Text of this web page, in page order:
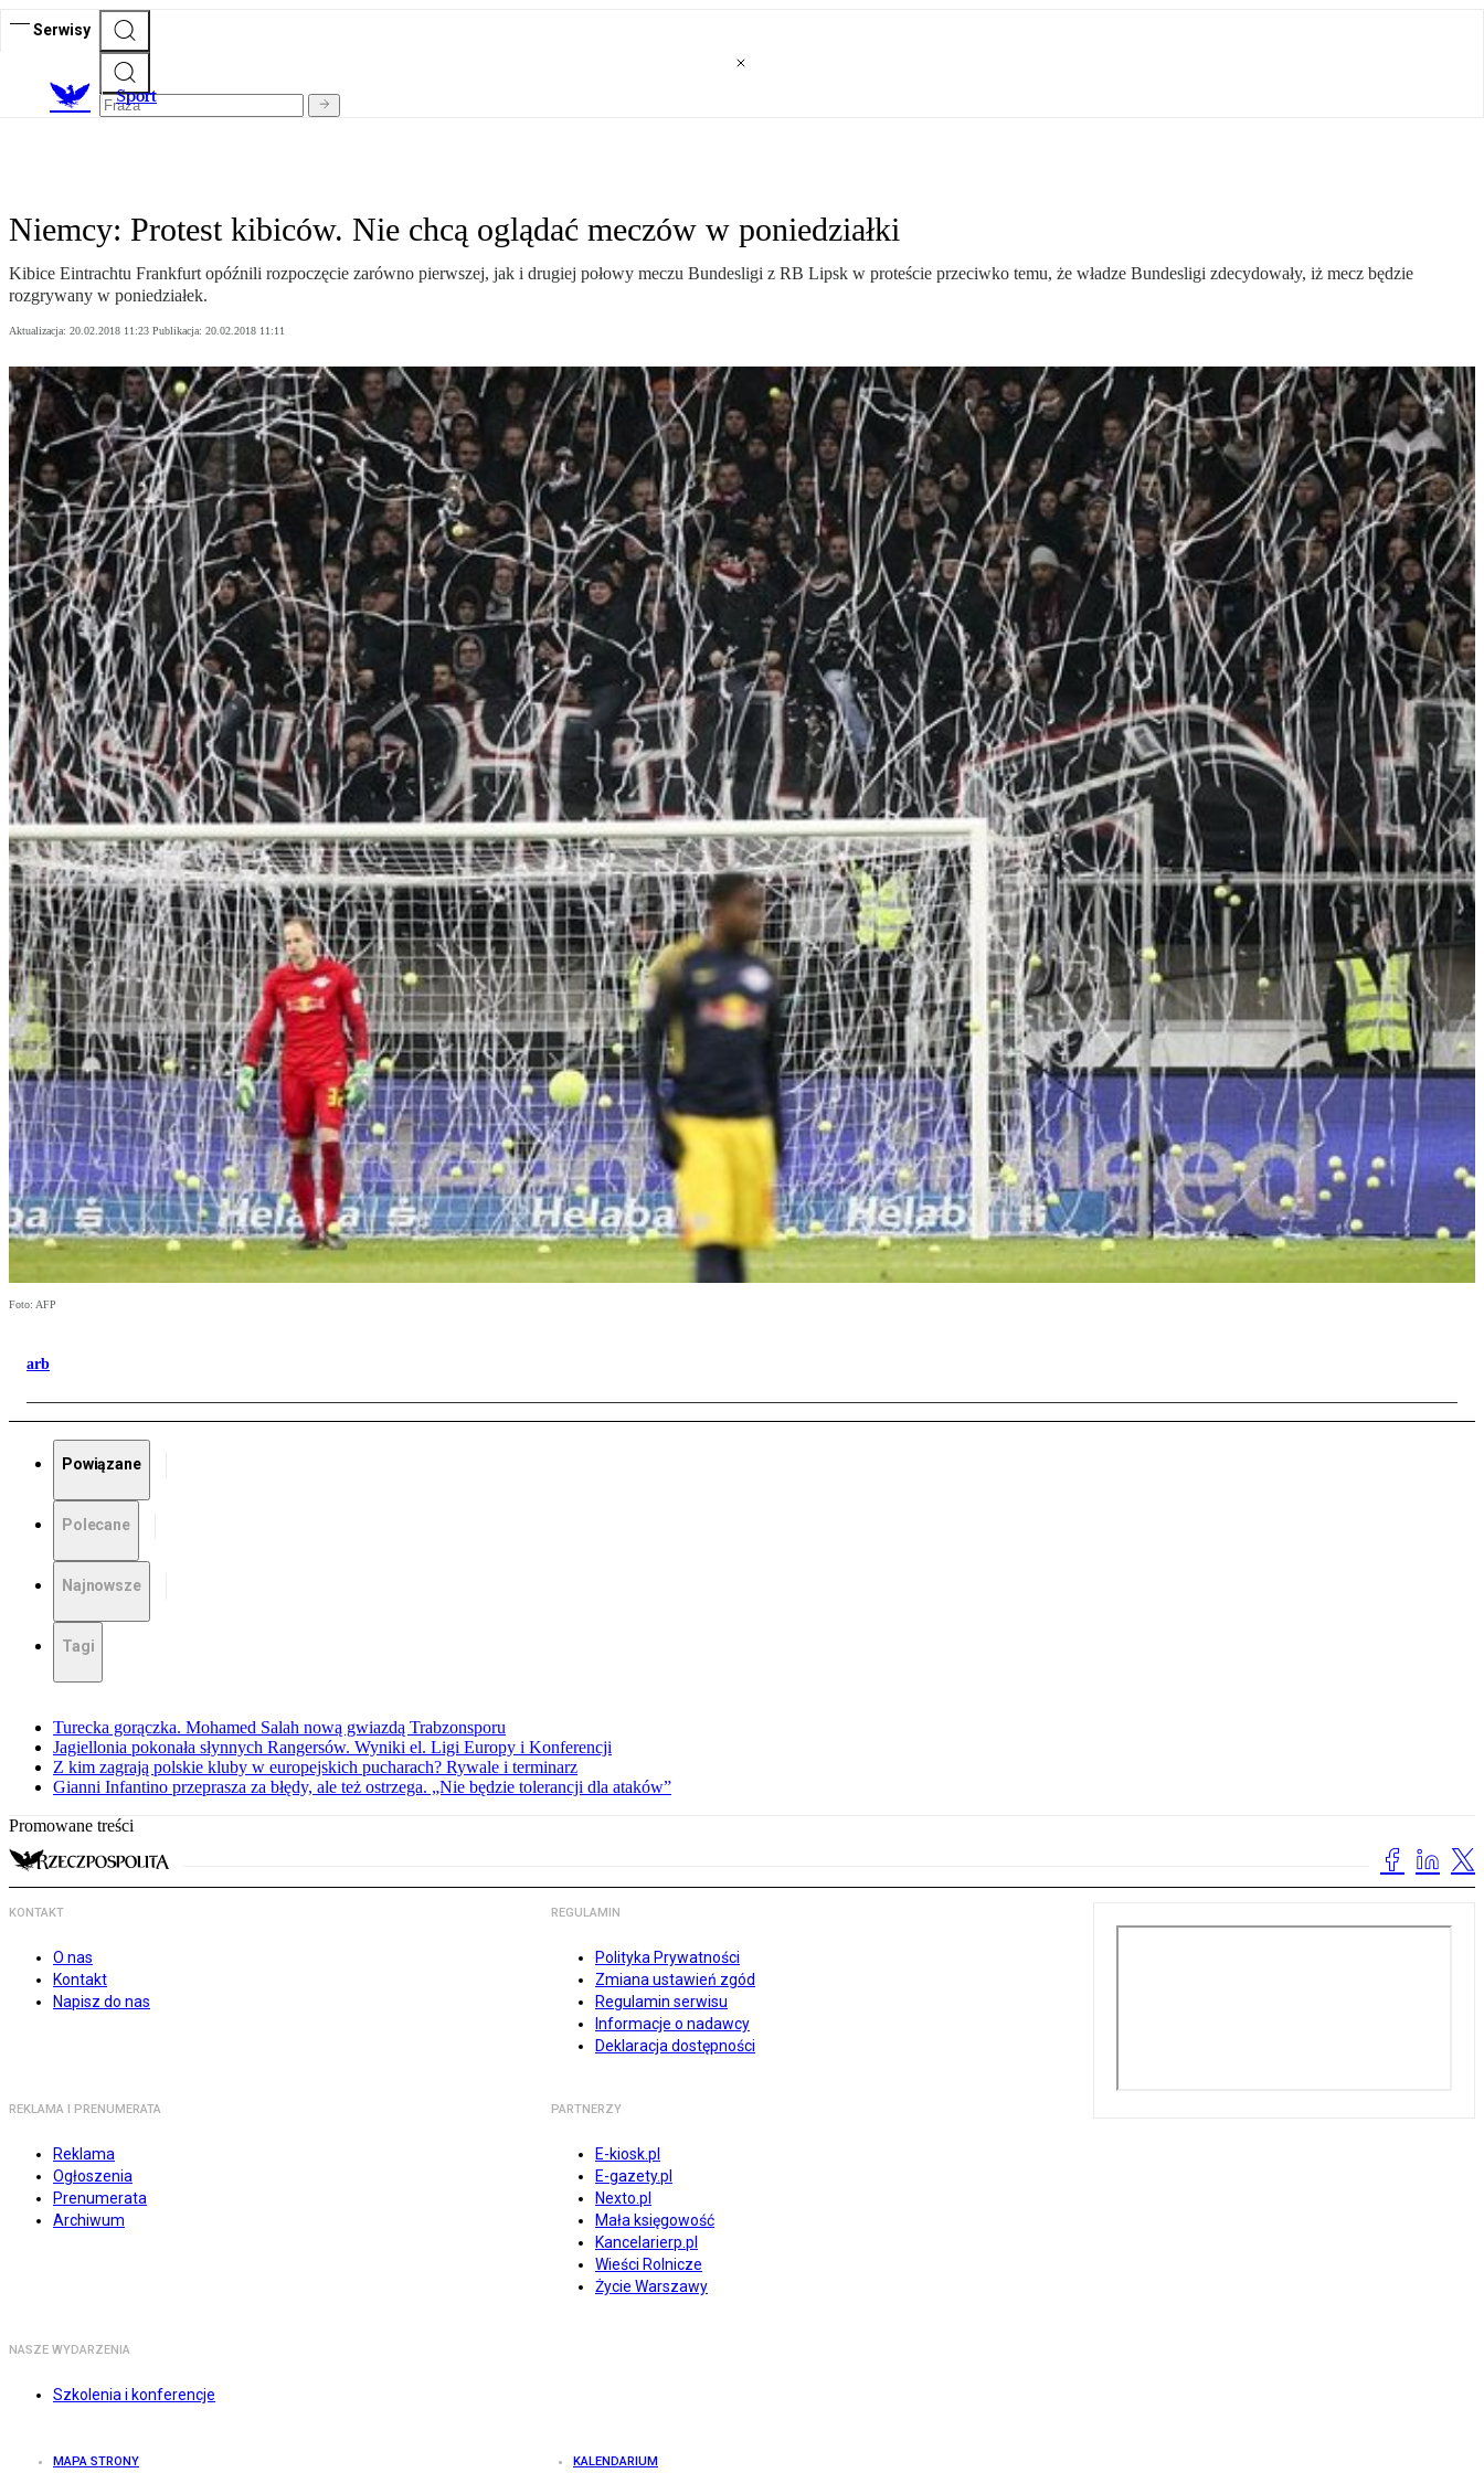
Serwisy
Sport
Niemcy: Protest kibiców. Nie chcą oglądać meczów w poniedziałki
Kibice Eintrachtu Frankfurt opóźnili rozpoczęcie zarówno pierwszej, jak i drugiej połowy meczu Bundesligi z RB Lipsk w proteście przeciwko temu, że władze Bundesligi zdecydowały, iż mecz będzie
rozgrywany w poniedziałek.
Aktualizacja: 20.02.2018 11:23 Publikacja: 20.02.2018 11:11
Foto: AFP
arb
Powiązane
Polecane
Najnowsze
Tagi
Turecka gorączka. Mohamed Salah nową gwiazdą Trabzonsporu
Jagiellonia pokonała słynnych Rangersów. Wyniki el. Ligi Europy i Konferencji
Z kim zagrają polskie kluby w europejskich pucharach? Rywale i terminarz
Gianni Infantino przeprasza za błędy, ale też ostrzega. „Nie będzie tolerancji dla ataków”
Promowane treści
KONTAKT
O nas
Kontakt
Napisz do nas
REGULAMIN
Polityka Prywatności
Zmiana ustawień zgód
Regulamin serwisu
Informacje o nadawcy
Deklaracja dostępności
REKLAMA I PRENUMERATA
Reklama
Ogłoszenia
Prenumerata
Archiwum
PARTNERZY
E-kiosk.pl
E-gazety.pl
Nexto.pl
Mała księgowość
Kancelarierp.pl
Wieści Rolnicze
Życie Warszawy
NASZE WYDARZENIA
Szkolenia i konferencje
MAPA STRONY KALENDARIUM